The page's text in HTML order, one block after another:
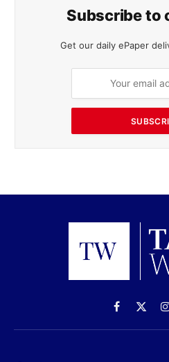
Subscribe to
Get our daily ePaper
Facebook
X